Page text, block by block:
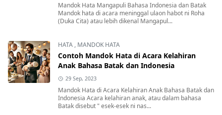
Mandok Hata Mangapuli Bahasa Indonesia dan Batak
Mandok hata di acara meninggal ulaon habot ni Roha
(Duka Cita) atau lebih dikenal Mangapul...
HATA , MANDOK HATA
Contoh Mandok Hata di Acara Kelahiran
Anak Bahasa Batak dan Indonesia
29 Sep, 2023
Mandok Hata di Acara Kelahiran Anak Bahasa Batak dan
Indonesia Acara kelahiran anak, atau dalam bahasa
Batak disebut " esek-esek ni nas...